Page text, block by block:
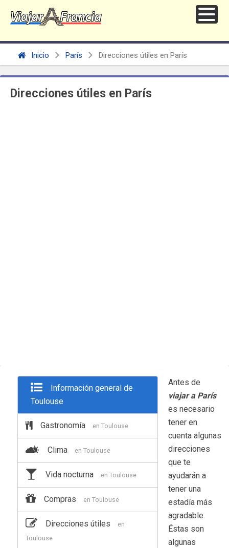
Inicio París Direcciones útiles en París
Direcciones útiles en París
Información general de
Toulouse
Gastronomía en Toulouse
Clima en Toulouse
Vida nocturna en Toulouse
Compras en Toulouse
Direcciones útiles
en
Toulouse
Antes de
viajar a París
es necesario
tener en
cuenta algunas
direcciones
que te
ayudarán a
tener una
estadía más
agradable.
Éstas son
algunas